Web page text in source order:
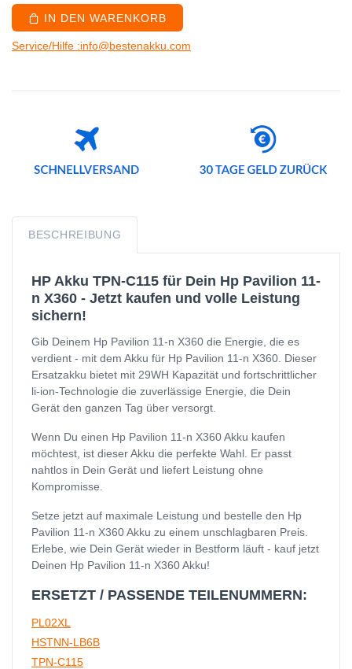
IN DEN WARENKORB
Service/Hilfe :info@bestenakku.com
BESCHREIBUNG
HP Akku TPN-C115 für Dein Hp Pavilion 11-
n X360 - Jetzt kaufen und volle Leistung
sichern!
Gib Deinem Hp Pavilion 11-n X360 die Energie, die es
verdient - mit dem Akku für Hp Pavilion 11-n X360. Dieser
Ersatzakku bietet mit 29WH Kapazität und fortschrittlicher
li-ion-Technologie die zuverlässige Energie, die Dein
Gerät den ganzen Tag über versorgt.
Wenn Du einen Hp Pavilion 11-n X360 Akku kaufen
möchtest, ist dieser Akku die perfekte Wahl. Er passt
nahtlos in Dein Gerät und liefert Leistung ohne
Kompromisse.
Setze jetzt auf maximale Leistung und bestelle den Hp
Pavilion 11-n X360 Akku zu einem unschlagbaren Preis.
Erlebe, wie Dein Gerät wieder in Bestform läuft - kauf jetzt
Deinen Hp Pavilion 11-n X360 Akku!
ERSETZT / PASSENDE TEILENUMMERN:
PL02XL
HSTNN-LB6B
TPN-C115